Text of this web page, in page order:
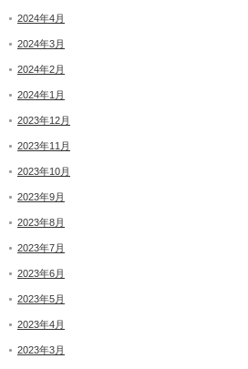
2024年4月
2024年3月
2024年2月
2024年1月
2023年12月
2023年11月
2023年10月
2023年9月
2023年8月
2023年7月
2023年6月
2023年5月
2023年4月
2023年3月